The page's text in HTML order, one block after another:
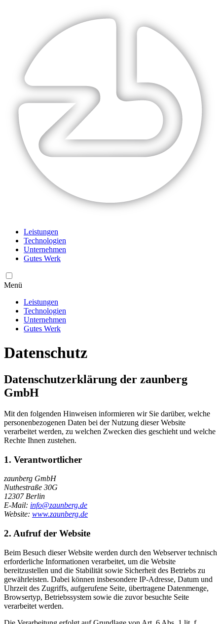
Leistungen
Technologien
Unternehmen
Gutes Werk
Menü
Leistungen
Technologien
Unternehmen
Gutes Werk
Datenschutz
Datenschutzerklärung der zaunberg
GmbH
Mit den folgenden Hinweisen informieren wir Sie darüber, welche
personenbezogenen Daten bei der Nutzung dieser Website
verarbeitet werden, zu welchen Zwecken dies geschieht und welche
Rechte Ihnen zustehen.
1. Verantwortlicher
zaunberg GmbH
Nuthestraße 30G
12307 Berlin
E-Mail: info@zaunberg.de
Website: www.zaunberg.de
2. Aufruf der Website
Beim Besuch dieser Website werden durch den Webserver technisch
erforderliche Informationen verarbeitet, um die Website
bereitzustellen und die Stabilität sowie Sicherheit des Betriebs zu
gewährleisten. Dabei können insbesondere IP-Adresse, Datum und
Uhrzeit des Zugriffs, aufgerufene Seite, übertragene Datenmenge,
Browsertyp, Betriebssystem sowie die zuvor besuchte Seite
verarbeitet werden.